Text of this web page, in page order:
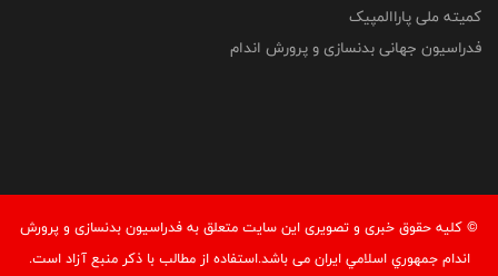
کمیته ملی پاراالمپیک
فدراسیون جهانی بدنسازی و پرورش اندام
© کليه حقوق خبری و تصويری اين سايت متعلق به فدراسيون بدنسازی و پرورش
اندام جمهوري اسلامي ايران می باشد.استفاده از مطالب با ذكر منبع آزاد است.